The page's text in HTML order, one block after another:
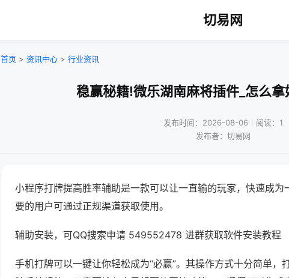
切易网
首页 > 资讯中心 > 行业资讯
稳赢秘籍!微乐湖南麻将插件_怎么
发布时间：2026-08-06｜阅读：1
发布者：切易网
小程序打牌提高胜率辅助是一款可以让一直输的玩家，快速成为
要的用户可通过正规渠道获取使用。
辅助安装，可QQ搜索申请 549552478 进群获取软件安装教程
手机打牌可以一键让你轻松成为“必赢”。其操作方式十分简单，